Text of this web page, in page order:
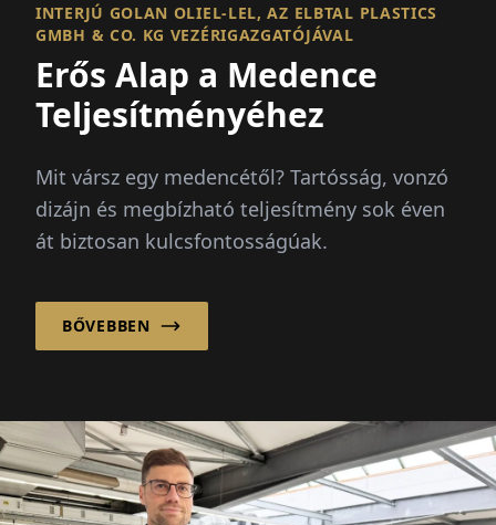
INTERJÚ GOLAN OLIEL-LEL, AZ ELBTAL PLASTICS
GMBH & CO. KG VEZÉRIGAZGATÓJÁVAL
Erős Alap a Medence
Teljesítményéhez
Mit vársz egy medencétől? Tartósság, vonzó
dizájn és megbízható teljesítmény sok éven
át biztosan kulcsfontosságúak.
BŐVEBBEN